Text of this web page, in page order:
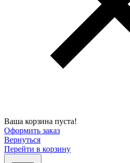
Ваша корзина пуста!
Оформить заказ
Вернуться
Перейти в корзину